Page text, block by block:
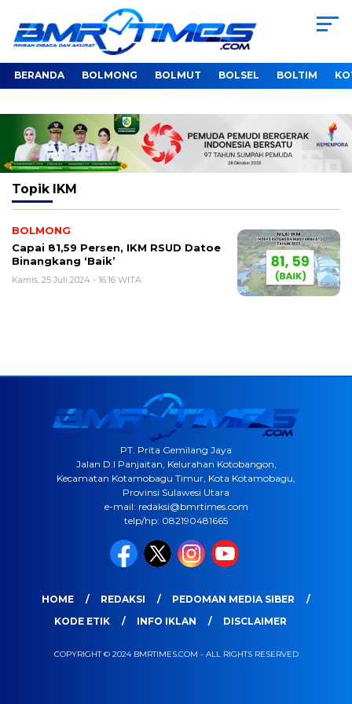
BERANDA BOLMONG BOLMUT BOLSEL BOLTIM
Topik IKM
BOLMONG
Capai 81,59 Persen, IKM RSUD Datoe
Binangkang ‘Baik’
Kamis, 25 Juli 2024 - 16:16 WITA
PT. Prita Gemilang Jaya
Jalan D.I Panjaitan, Kelurahan Kotobangon,
Kecamatan Kotamobagu Timur, Kota Kotamobagu,
Provinsi Sulawesi Utara
e-mail: redaksi@bmrtimes.com
telp/hp: 082190481665
HOME REDAKSI
PEDOMAN MEDIA SIBER
KODE ETIK
INFO IKLAN DISCLAIMER
COPYRIGHT © 2024 BMRTIMES.COM - ALL RIGHTS RESERVED